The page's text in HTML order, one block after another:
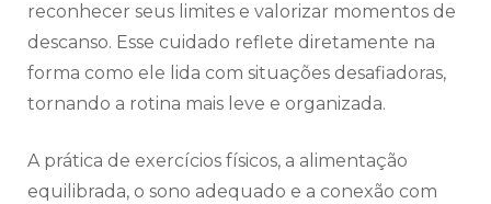
reconhecer seus limites e valorizar momentos de
descanso. Esse cuidado reflete diretamente na
forma como ele lida com situações desafiadoras,
tornando a rotina mais leve e organizada.
A prática de exercícios físicos, a alimentação
equilibrada, o sono adequado e a conexão com